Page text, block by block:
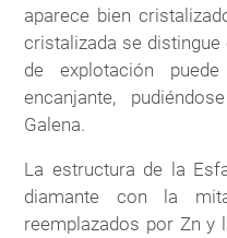
aparece bien
cristalizada se
de explotación
encanjante,
Galena.
La estructura de la
diamante con la
reemplazados por Zn y